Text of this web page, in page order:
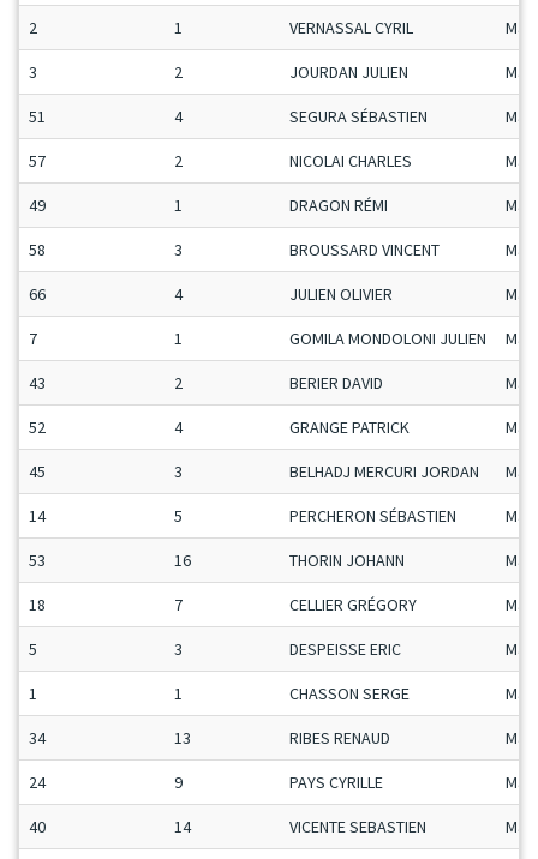
2 1 VERNASSAL CYRIL
3 2 JOURDAN JULIEN
51 4 SEGURA SÉBASTIEN
57 2 NICOLAI CHARLES
49 1 DRAGON RÉMI
58 3 BROUSSARD VINCENT
66 4 JULIEN OLIVIER
7 1 GOMILA MONDOLONI JULIEN
43 2 BERIER DAVID
52 4 GRANGE PATRICK
45 3 BELHADJ MERCURI JORDAN
14 5 PERCHERON SÉBASTIEN
53 16 THORIN JOHANN
18 7 CELLIER GRÉGORY
5 3 DESPEISSE ERIC
1 1 CHASSON SERGE
34 13 RIBES RENAUD
24 9 PAYS CYRILLE
40 14 VICENTE SEBASTIEN